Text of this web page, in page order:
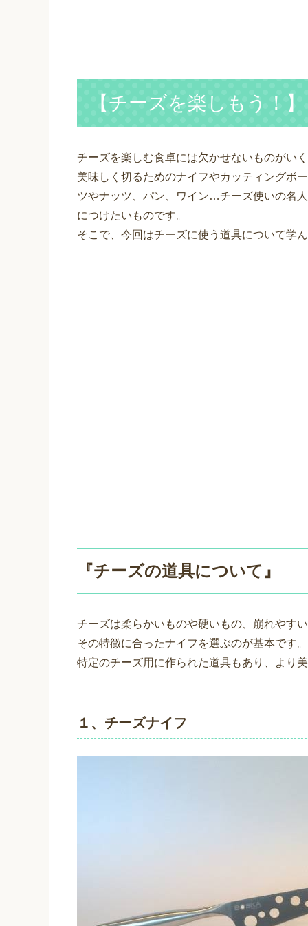
【チーズを楽しもう！】
チーズを楽しむ食卓には欠かせないものがい
美味しく切るためのナイフやカッティングボ
ツやナッツ、パン、ワイン…チーズ使いの名
につけたいものです。
そこで、今回はチーズに使う道具について学
『チーズの道具について』
チーズは柔らかいものや硬いもの、崩れやす
その特徴に合ったナイフを選ぶのが基本です。
特定のチーズ用に作られた道具もあり、より
１、チーズナイフ